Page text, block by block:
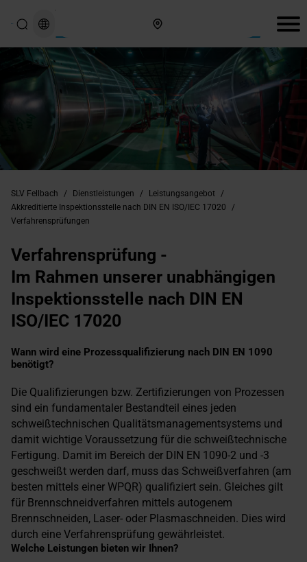
SLV Fellbach / Dienstleistungen / Leistungsangebot
/
Akkreditierte Inspektionsstelle nach DIN EN ISO/IEC 17020
/
Verfahrensprüfungen
Verfahrensprüfung -
Im Rahmen unserer unabhängigen
Inspektionsstelle nach DIN EN
ISO/IEC 17020
Wann wird eine Prozessqualifizierung nach DIN EN 1090
benötigt?
Die Qualifizierungen bzw. Zertifizierungen von Prozessen
sind ein fundamentaler Bestandteil eines jeden
schweißtechnischen Qualitätsmanagementsystems und
damit wichtige Voraussetzung für die schweißtechnische
Fertigung. Damit im Bereich der DIN EN 1090-2 und -3
geschweißt werden darf, muss das Schweißverfahren (am
besten mittels einer WPQR) qualifiziert sein. Gleiches gilt
für Brennschneidverfahren mittels autogenem
Brennschneiden, Laser- oder Plasmaschneiden. Dies wird
durch eine Verfahrensprüfung gewährleistet.
Welche Leistungen bieten wir Ihnen?